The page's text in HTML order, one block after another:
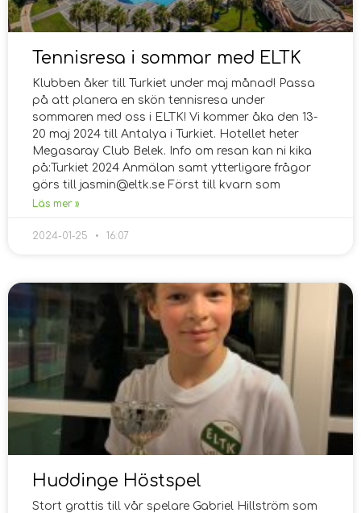
Tennisresa i sommar med ELTK
Klubben åker till Turkiet under maj månad! Passa
på att planera en skön tennisresa under
sommaren med oss i ELTK! Vi kommer åka den 13-
20 maj 2024 till Antalya i Turkiet. Hotellet heter
Megasaray Club Belek. Info om resan kan ni kika
på:Turkiet 2024 Anmälan samt ytterligare frågor
görs till jasmin@eltk.se Först till kvarn som
Läs mer »
2024-01-25 16:07
Huddinge Höstspel
Stort grattis till vår spelare Gabriel Hillström som